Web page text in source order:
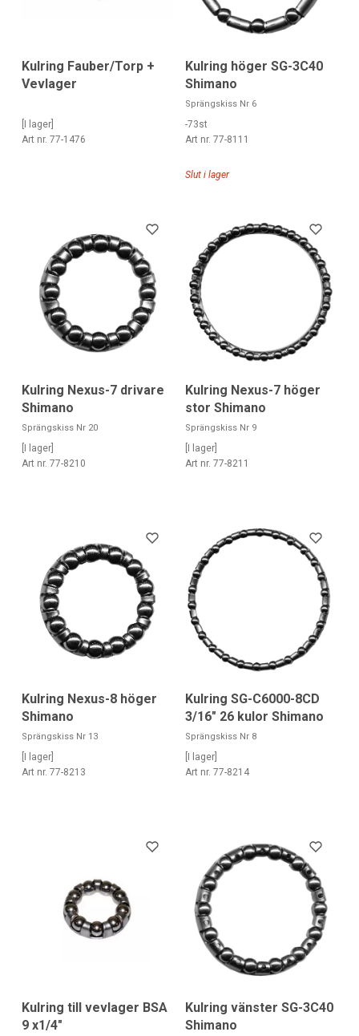
Kulring Fauber/Torp +
Vevlager
[I lager]
Art nr. 77-1476
Kulring höger SG-3C40
Shimano
Sprängskiss Nr 6
-73st
Art nr. 77-8111
Slut i lager
Kulring Nexus-7 drivare
Shimano
Sprängskiss Nr 20
[I lager]
Art nr. 77-8210
Kulring Nexus-7 höger
stor Shimano
Sprängskiss Nr 9
[I lager]
Art nr. 77-8211
Kulring Nexus-8 höger
Shimano
Sprängskiss Nr 13
[I lager]
Art nr. 77-8213
Kulring SG-C6000-8CD
3/16" 26 kulor Shimano
Sprängskiss Nr 8
[I lager]
Art nr. 77-8214
Kulring till vevlager BSA
9 x1/4"
Kulring vänster SG-3C40
Shimano